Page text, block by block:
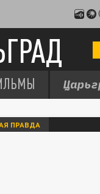
ПРАВДА